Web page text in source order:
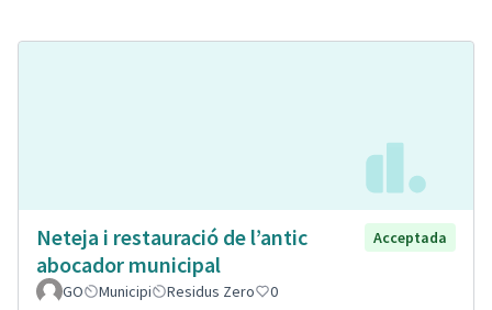
Neteja i restauració de l’antic
abocador municipal
Acceptada
GO Municipi Residus Zero 0